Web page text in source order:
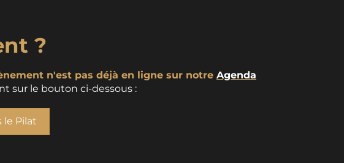
?
n'est pas déjà en ligne sur notre Agenda
sur le bouton ci-dessous :
le Pilat